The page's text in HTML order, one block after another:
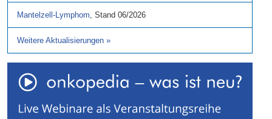
Mantelzell-Lymphom, Stand 06/2026
Weitere Aktualisierungen »